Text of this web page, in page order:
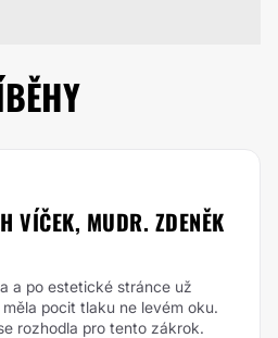
VÍČEK, MUDR. ZDENĚK
a po estetické stránce už
pocit tlaku ne levém oku.
rozhodla pro tento zákrok.